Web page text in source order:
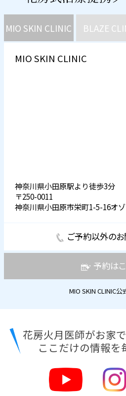
MIO SKIN CLINIC BLAZE
MIO SKIN CLINIC
神奈川県小田原駅より徒歩3分
〒250-0011
神奈川県小田原市栄町1-5-16オ
ご予約以外の
予約は
MIO SKIN CLINIC公
花房火月医師がお家
ここだけの情報を